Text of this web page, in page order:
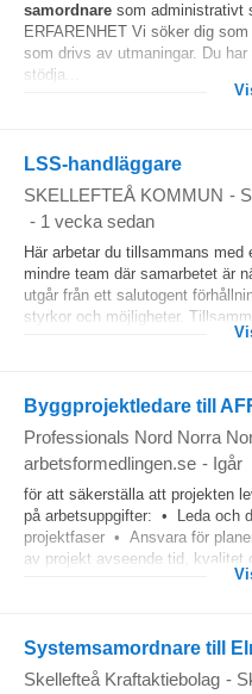
samordnare som administrativt
ERFARENHET Vi söker dig
som drivs av utmaningar. Du
stödja...
LSS-handläggare
SKELLEFTEÅ KOMMUN -
- 1 vecka sedan
Här arbetar du tillsammans med
mindre team där samarbetet är
utgår från ett salutogent
styrkor och möjligheter.
Byggprojektledare till
Professionals Nord Norra
arbetsformedlingen.se - Igår
för att säkerställa att projekten
på arbetsuppgifter: • Leda och
projektfaser • Ansvara för
av projekt avseende tid, kvalitet
Systemsamordnare till
Skellefteå Kraftaktiebolag -